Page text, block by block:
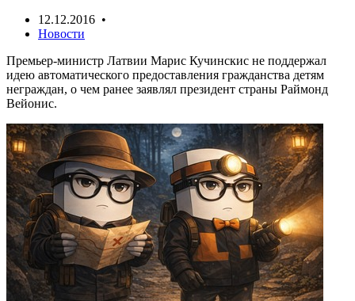
12.12.2016 •
Новости
Премьер-министр Латвии Марис Кучинскис не поддержал
идею автоматического предоставления гражданства детям
неграждан, о чем ранее заявлял президент страны Раймонд
Вейонис.